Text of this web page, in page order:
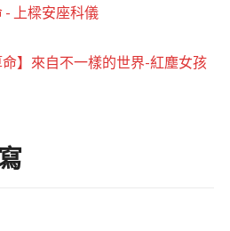
- 上樑安座科儀
命】來自不一樣的世界-紅塵女孩